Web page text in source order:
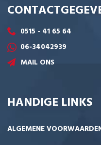
0515 - 41 65 64
06-34042939
MAIL ONS
HANDIGE LINKS
ALGEMENE